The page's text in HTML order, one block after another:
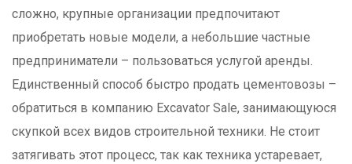
сложно, крупные организации предпочитают
приобретать новые модели, а небольшие частные
предприниматели – пользоваться услугой аренды.
Единственный способ быстро продать цементовозы –
обратиться в компанию Excavator Sale, занимающуюся
скупкой всех видов строительной техники. Не стоит
затягивать этот процесс, так как техника устаревает,